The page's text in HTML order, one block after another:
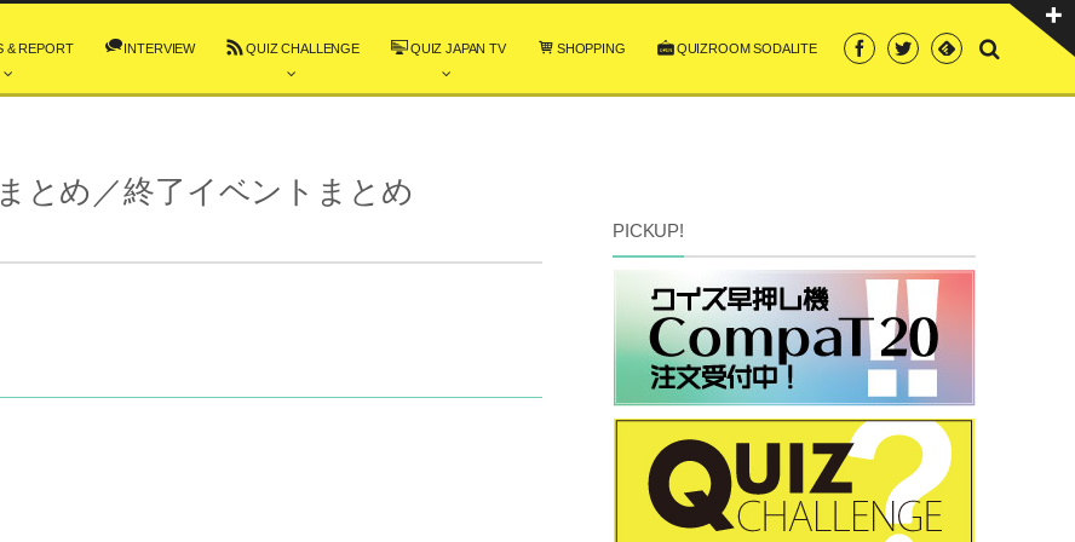
& REPORT INTERVIEW QUIZ CHALLENGE QUIZ JAPAN TV SHOPPING QUIZROOM SODALITE
とめ／終了イベントまとめ
PICKUP!